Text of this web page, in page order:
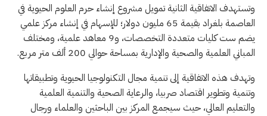
وتستهدف الاتفاقية الثانية تمويل مشروع إنشاء حرم العلوم الحيوية في
العاصمة بلغراد بقيمة 65 مليون دولار؛ للإسهام في إنشاء مركز علمي
يضم ست كليات متعددة التخصصات، و9 معاهد علمية، ومختلف
المباني العلمية والصحية والإدارية بمساحة حوالي 200 ألف متر مربع.
وتهدف هذه الاتفاقية إلى تنمية مجال التكنولوجيا الحيوية وتطبيقاتها
وتنمية وتطوير اقتصاد صربيا، والرعاية الصحية والتنمية العلمية
والتعليم العالي، حيث سيجمع المركز بين الباحثين والعلماء ورجال